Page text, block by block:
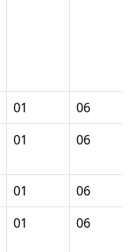
01
06
01 06
01
06
01 06